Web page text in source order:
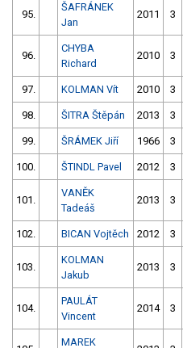
95.
ŠAFRÁNEK
Jan
2011 3
96.
CHYBA
Richard
2010 3
97. KOLMAN Vít 2010 3
98. ŠITRA Štěpán 2013 3
99. ŠRÁMEK Jiří 1966 3
100. ŠTINDL Pavel 2012 3
101.
VANĚK
Tadeáš
2013 3
102. BICAN Vojtěch 2012 3
103.
KOLMAN
Jakub
2013 3
104.
PAULÁT
Vincent
2014 3
MAREK